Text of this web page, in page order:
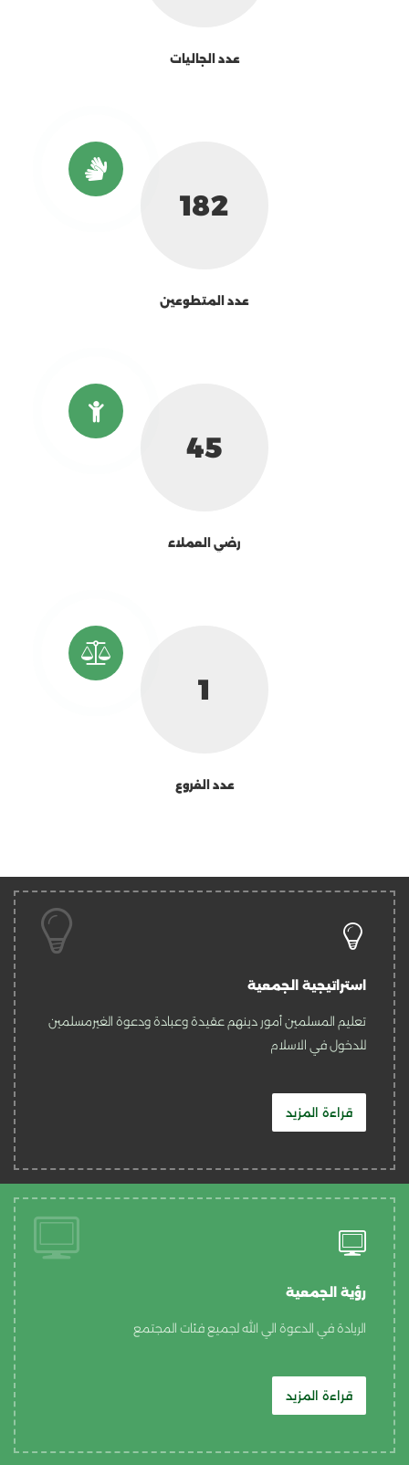
عدد الجاليات
238
عدد المتطوعين
58
رضي العملاء
1
عدد الفروع
استراتيجية الجمعية
تعليم المسلمين أمور دينهم عقيدة وعبادة ودعوة الغيرمسلمين
للدخول في الاسلام
قراءة المزيد
رؤية الجمعية
الريادة في الدعوة الي الله لجميع فئات المجتمع
قراءة المزيد